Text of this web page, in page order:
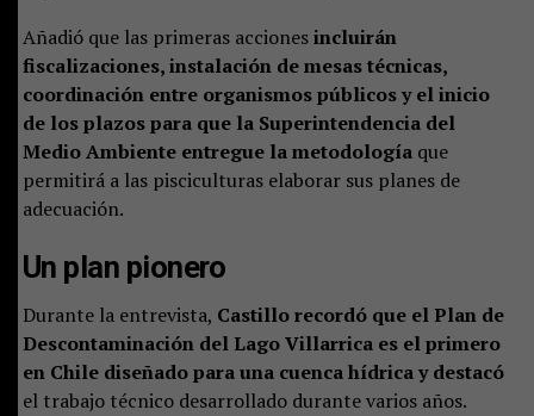
Añadió que las primeras accionesincluirán
fiscalizaciones, instalación de mesas técnicas,
coordinación entre organismos públicos y el inicio
de los plazos para que la Superintendencia del
Medio Ambiente entregue la metodología que
permitirá a las pisciculturas elaborar sus planes de
adecuación.
Un plan pionero
Durante la entrevista, Castillo recordó que el Plan de
Descontaminación del Lago Villarrica es el primero
en Chile diseñado para una cuenca hídrica y destacó
el trabajo técnico desarrollado durante varios años.